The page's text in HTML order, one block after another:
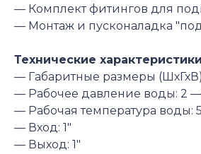
— Комплект фитингов для
— Монтаж и пусконаладка
Технические
— Габаритные размеры
— Рабочее давление воды: 2 —
— Рабочая температура воды: 5
— Вход: 1″
— Выход: 1″